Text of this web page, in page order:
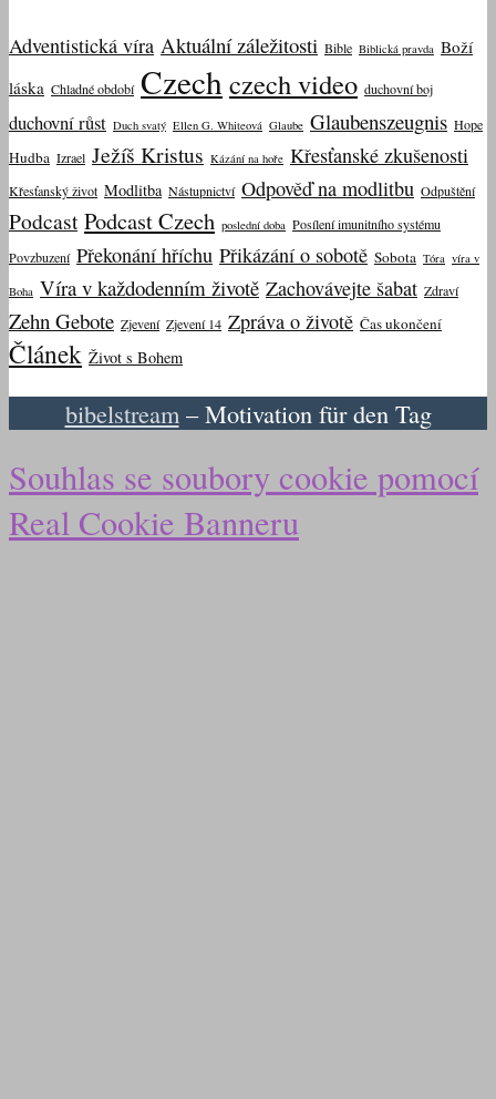
Adventistická víra Aktuální záležitosti Bible Biblická pravda Boží
láska Chladné období Czechczech video duchovní boj
duchovní růst Duch svatý Ellen G. Whiteová Glaube Glaubenszeugnis Hope
Hudba Izrael Ježíš Kristus Kázání na hoře Křesťanské zkušenosti
Křesťanský život Modlitba Nástupnictví Odpověď na modlitbu Odpuštění
Podcast Podcast Czech poslední doba Posílení imunitního systému
Povzbuzení Překonání hříchu Přikázání o sobotě Sobota Tóra víra v
Boha Víra v každodenním životě Zachovávejte šabat Zdraví
Zehn Gebote Zjevení Zjevení 14 Zpráva o životě Čas ukončení
Článek Život s Bohem
bibelstream – Motivation für den Tag
Souhlas se soubory cookie pomocí
Real Cookie Banneru